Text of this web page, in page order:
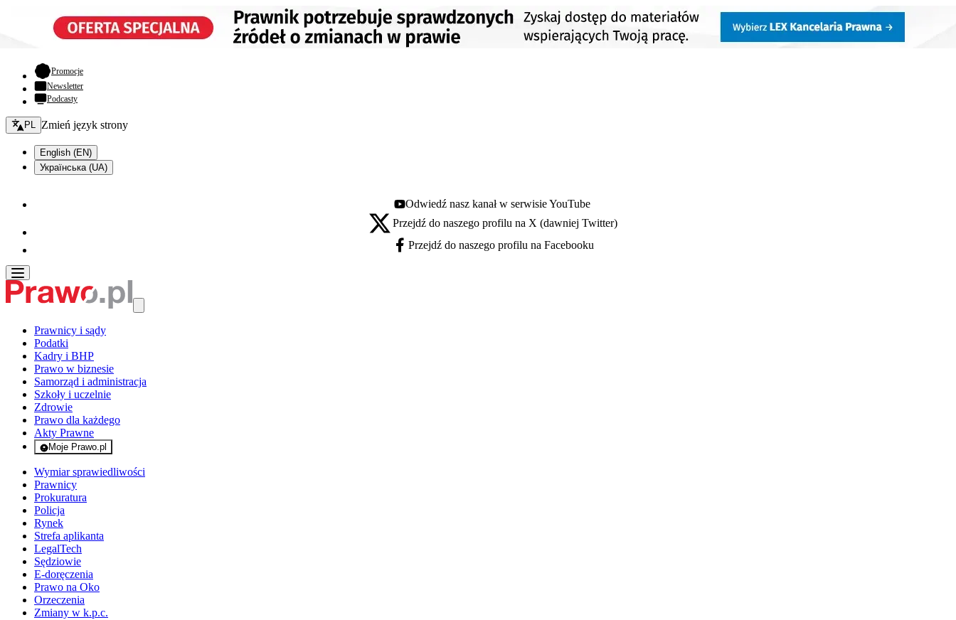
Promocje- otwiera się w nowej karcie
Newsletter
Podcasty
Zmień język - bieżący:
PL Zmień język strony
English (EN)
Українська (UA)
Youtube - otwiera się w nowej karcie
Odwiedź nasz kanał w serwisie YouTube
X - otwiera się w nowej karcie
Przejdź do naszego profilu na X (dawniej Twitter)
Facebook - otwiera się w nowej karcie
Przejdź do naszego profilu na Facebooku
Prawnicy i sądy
Podatki
Kadry i BHP
Prawo w biznesie
Samorząd i administracja
Szkoły i uczelnie
Zdrowie
Prawo dla każdego
Akty Prawne
Moje Prawo.pl
- rejestracja i logowanie do serwisu
Wymiar sprawiedliwości
Prawnicy
Prokuratura
Policja
Rynek
Strefa aplikanta
LegalTech
Sędziowie
E-doręczenia
Prawo na Oko
Orzeczenia
Zmiany w k.p.c.